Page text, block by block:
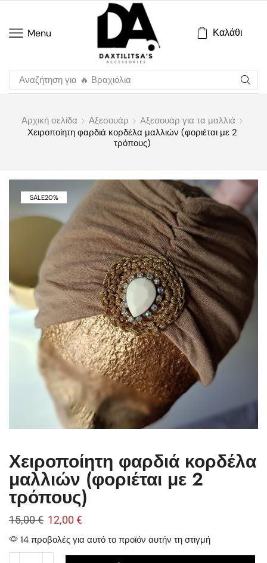
Menu Καλάθι
Αναζήτηση για 🔥 Βραχιόλια
Αρχική σελίδα Αξεσουάρ
Aξεσουάρ για τα μαλλιά
Χειροποίητη φαρδιά κορδέλα μαλλιών (φοριέται με 2
τρόπους)
SALE20%
Χειροποίητη φαρδιά κορδέλα
μαλλιών (φοριέται με 2
τρόπους)
15,00€ 12,00 €
14 προβολές για αυτό το προϊόν αυτήν τη στιγμή